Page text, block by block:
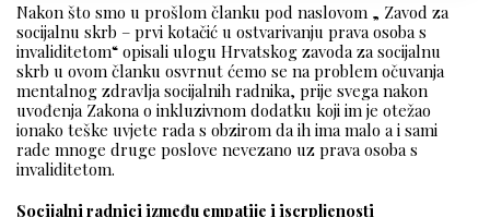
Nakon što smo u prošlom članku pod naslovom „ Zavod za
socijalnu skrb – prvi kotačić u ostvarivanju prava osoba s
invaliditetom“ opisali ulogu Hrvatskog zavoda za socijalnu
skrb u ovom članku osvrnut ćemo se na problem očuvanja
mentalnog zdravlja socijalnih radnika, prije svega nakon
uvođenja Zakona o inkluzivnom dodatku koji im je otežao
ionako teške uvjete rada s obzirom da ih ima malo a i sami
rade mnoge druge poslove nevezano uz prava osoba s
invaliditetom.
Socijalni radnici između empatije i iscrpljenosti